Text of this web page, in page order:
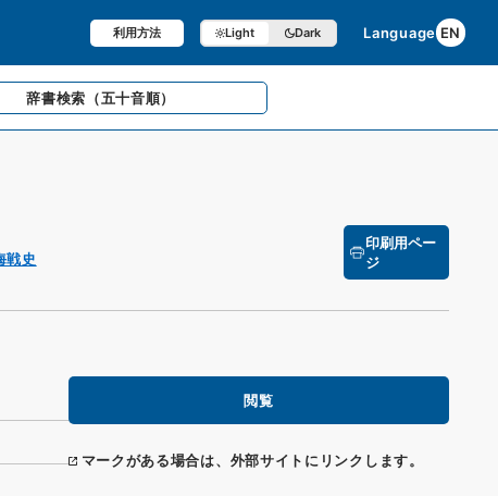
利用方法 Light Dark Language EN
辞書検索 （五十音順）
戦史
印刷用ペー
ジ
閲覧
マークがある場合は、外部サイトにリンクします。